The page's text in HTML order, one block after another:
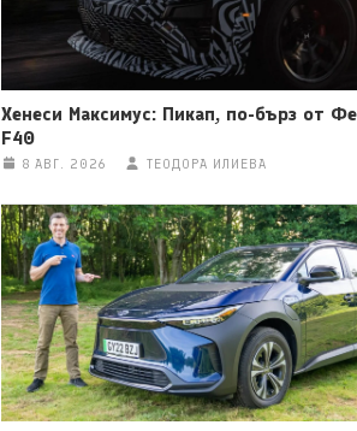
Хенеси Максимус: Пикап, по-бърз от
F40
8 АВГ. 2026 ТЕОДОРА ИЛИЕВА